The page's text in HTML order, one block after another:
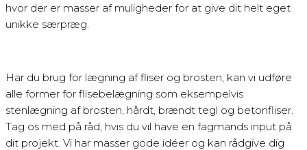
hvor der er masser af muligheder for at give dit helt eget
unikke særpræg.
Har du brug for lægning af fliser og brosten, kan vi udføre
alle former for flisebelægning som eksempelvis
stenlægning af brosten, hårdt, brændt tegl og betonfliser.
Tag os med på råd, hvis du vil have en fagmands input på
dit projekt. Vi har masser gode idéer og kan rådgive dig